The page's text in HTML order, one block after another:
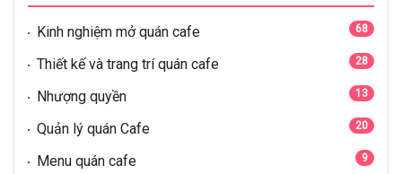
Kinh nghiệm mở quán cafe 68
Thiết kế và trang trí quán cafe 28
Nhượng quyền 13
Quản lý quán Cafe 20
Menu quán cafe 9